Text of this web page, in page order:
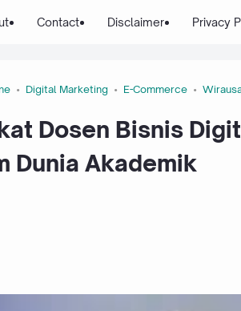
Contact Disclaimer Privacy
Digital Marketing E-Commerce
Dosen Bisnis
Dunia Akademik